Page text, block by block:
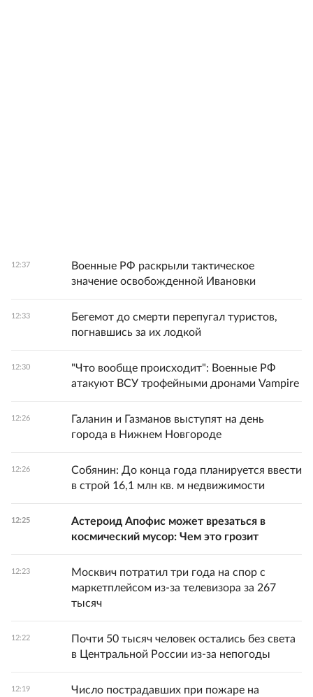
12:37
Военные РФ раскрыли тактическое
значение освобожденной Ивановки
12:33
Бегемот до смерти перепугал туристов,
погнавшись за их лодкой
12:30
"Что вообще происходит": Военные РФ
атакуют ВСУ трофейными дронами Vampire
12:26
Галанин и Газманов выступят на день
города в Нижнем Новгороде
12:26
Собянин: До конца года планируется ввести
в строй 16,1 млн кв. м недвижимости
12:25
Астероид Апофис может врезаться в
космический мусор: Чем это грозит
12:23
Москвич потратил три года на спор с
маркетплейсом из-за телевизора за 267
тысяч
12:22
Почти 50 тысяч человек остались без света
в Центральной России из-за непогоды
12:19
Число пострадавших при пожаре на